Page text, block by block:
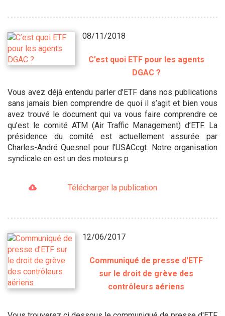
08/11/2018
C’est quoi ETF pour les agents
DGAC ?
Vous avez déjà entendu parler d’ETF dans nos publications
sans jamais bien comprendre de quoi il s’agit et bien vous
avez trouvé le document qui va vous faire comprendre ce
qu’est le comité ATM (Air Traffic Management) d’ETF. La
présidence du comité est actuellement assurée par
Charles-André Quesnel pour l’USACcgt. Notre organisation
syndicale en est un des moteurs p
Télécharger la publication
12/06/2017
Communiqué de presse d'ETF
sur le droit de grève des
contrôleurs aériens